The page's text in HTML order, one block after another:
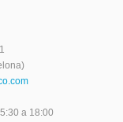
a 18:00